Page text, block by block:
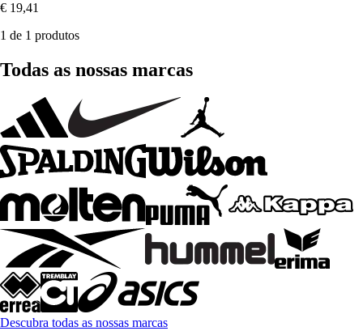
€ 19,41
1 de 1 produtos
Todas as nossas marcas
Descubra todas as nossas marcas